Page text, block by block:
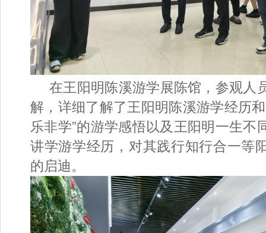
在王阳明陈溪游学展陈馆，参观人
解，详细了解了王阳明陈溪游学经历
乐非学”的游学感悟以及王阳明一生不
讲学游学经历，对其践行知行合一等
的启迪。